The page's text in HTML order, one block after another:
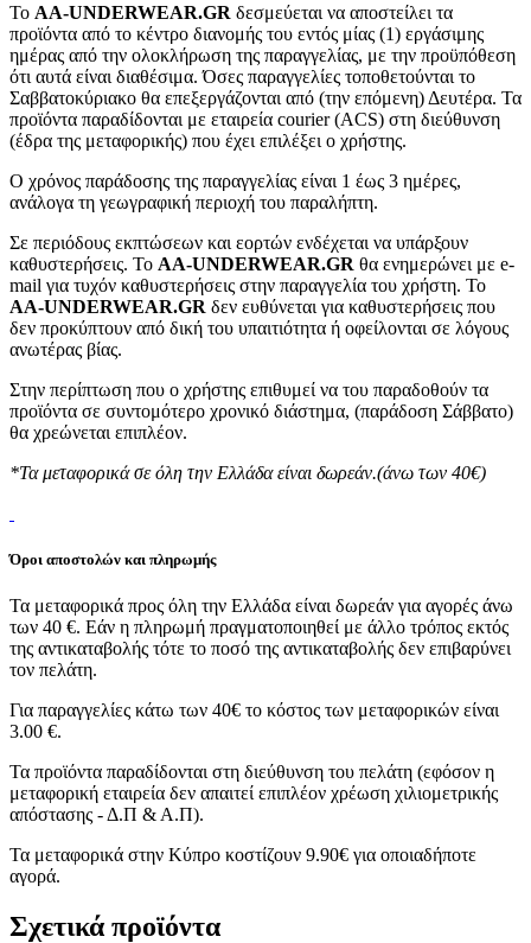
To AA-UNDERWEAR.GR δεσμεύεται να αποστείλει τα
προϊόντα από το κέντρο διανομής του εντός μίας (1) εργάσιμης
ημέρας από την ολοκλήρωση της παραγγελίας, με την προϋπόθεση
ότι αυτά είναι διαθέσιμα. Όσες παραγγελίες τοποθετούνται το
Σαββατοκύριακο θα επεξεργάζονται από (την επόμενη) Δευτέρα. Τα
προϊόντα παραδίδονται με εταιρεία courier (ACS) στη διεύθυνση
(έδρα της μεταφορικής) που έχει επιλέξει ο χρήστης.
Ο χρόνος παράδοσης της παραγγελίας είναι 1 έως 3 ημέρες,
ανάλογα τη γεωγραφική περιοχή του παραλήπτη.
Σε περιόδους εκπτώσεων και εορτών ενδέχεται να υπάρξουν
καθυστερήσεις. Το AA-UNDERWEAR.GR θα ενημερώνει με e-
mail για τυχόν καθυστερήσεις στην παραγγελία του χρήστη. Το
AA-UNDERWEAR.GR δεν ευθύνεται για καθυστερήσεις που
δεν προκύπτουν από δική του υπαιτιότητα ή οφείλονται σε λόγους
ανωτέρας βίας.
Στην περίπτωση που ο χρήστης επιθυμεί να του παραδοθούν τα
προϊόντα σε συντομότερο χρονικό διάστημα, (παράδοση Σάββατο)
θα χρεώνεται επιπλέον.
*Τα μεταφορικά σε όλη την Ελλάδα είναι δωρεάν.(άνω των 40€)
Όροι αποστολών και πληρωμής
Τα μεταφορικά προς όλη την Ελλάδα είναι δωρεάν για αγορές άνω
των 40 €. Εάν η πληρωμή πραγματοποιηθεί με άλλο τρόπος εκτός
της αντικαταβολής τότε το ποσό της αντικαταβολής δεν επιβαρύνει
τον πελάτη.
Για παραγγελίες κάτω των 40€ το κόστος των μεταφορικών είναι
3.00 €.
Τα προϊόντα παραδίδονται στη διεύθυνση του πελάτη (εφόσον η
μεταφορική εταιρεία δεν απαιτεί επιπλέον χρέωση χιλιομετρικής
απόστασης - Δ.Π & Α.Π).
Τα μεταφορικά στην Κύπρο κοστίζουν 9.90€ για οποιαδήποτε
αγορά.
Σχετικά προϊόντα